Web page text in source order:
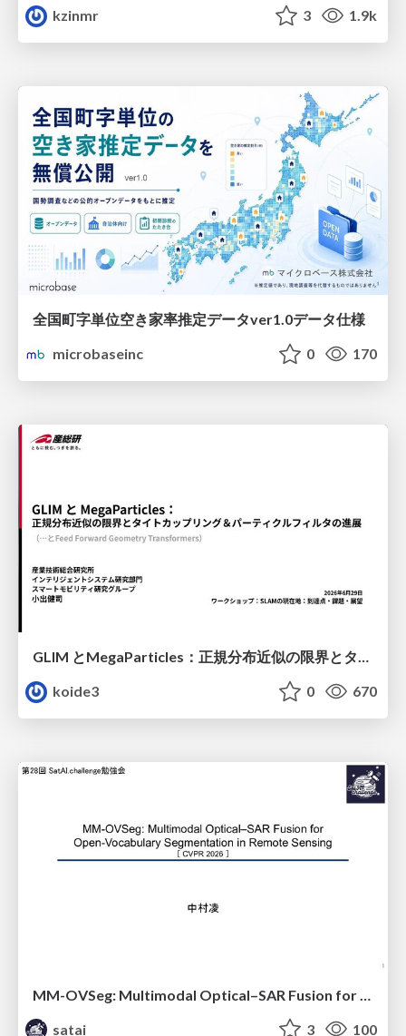
kzinmr 3 1.9k
全国町字単位空き家率推定データver1.0データ仕様
microbaseinc
0 170
GLIM とMegaParticles：正規分布近似の限界とタイトカップリング＆パーティクルフィルタの進展 / GLIM and MegaParticles : Progress of the distribution representation in SLAM
koide3
0 670
satai
3 100